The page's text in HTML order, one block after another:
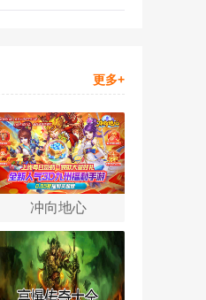
更多+
冲向地心